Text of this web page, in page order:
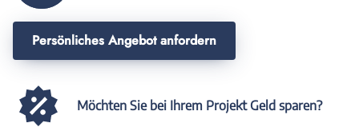
Persönliches Angebot anfordern
Möchten Sie bei Ihrem Projekt Geld sparen?